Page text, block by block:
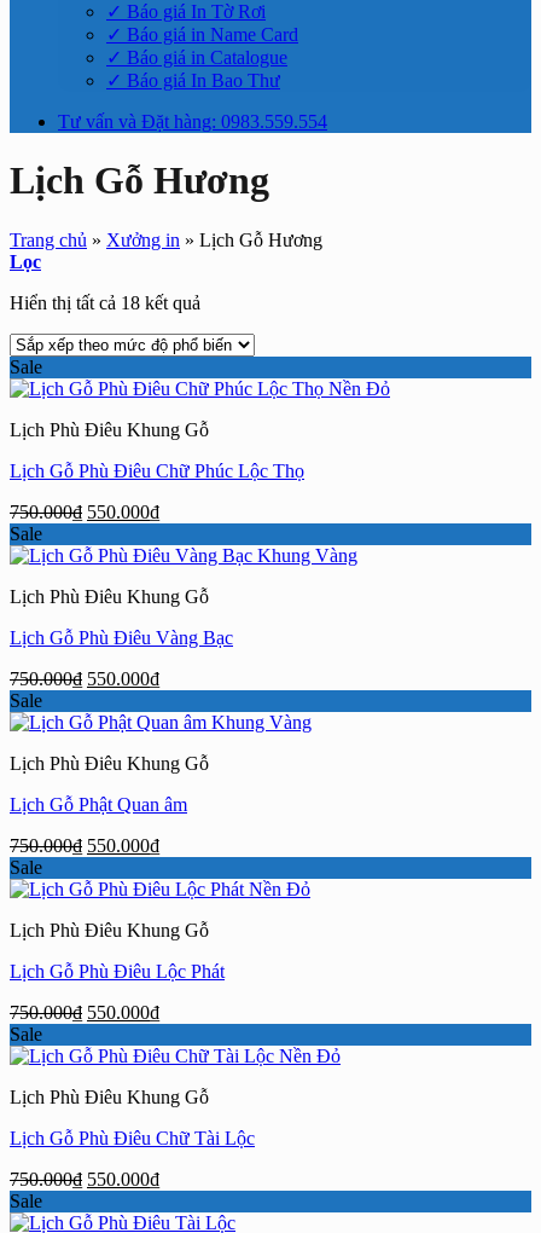
✓ Báo giá In Tờ Rơi
✓ Báo giá in Name Card
✓ Báo giá in Catalogue
✓ Báo giá In Bao Thư
Tư vấn và Đặt hàng: 0983.559.554
Lịch Gỗ Hương
Trang chủ » Xưởng in » Lịch Gỗ Hương
Lọc
Hiển thị tất cả 18 kết quả
xếp
mức
phổ
Sale
Lịch Phù Điêu Khung Gỗ
Lịch Gỗ Phù Điêu Chữ Phúc Lộc Thọ
750.000₫ Giá
là:
550.000₫Giá
tại
550.000₫.
Sale
Lịch Phù Điêu Khung Gỗ
Lịch Gỗ Phù Điêu Vàng Bạc
750.000₫ Giá
là:
550.000₫Giá
tại
550.000₫.
Sale
Lịch Phù Điêu Khung Gỗ
Lịch Gỗ Phật Quan âm
750.000₫ Giá
là:
550.000₫Giá
tại
550.000₫.
Sale
Lịch Phù Điêu Khung Gỗ
Lịch Gỗ Phù Điêu Lộc Phát
750.000₫ Giá
là:
550.000₫Giá
tại
550.000₫.
Sale
Lịch Phù Điêu Khung Gỗ
Lịch Gỗ Phù Điêu Chữ Tài Lộc
750.000₫ Giá
là:
550.000₫Giá
tại
Sale